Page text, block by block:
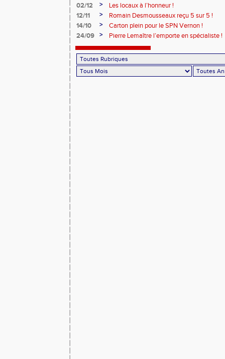
02/12
>
Les locaux à l’honneur !
12/11
>
Romain Desmousseaux reçu 5 sur 5 !
14/10
>
Carton plein pour le SPN Vernon !
24/09
> Pierre Lemaître l’emporte en spécialiste !